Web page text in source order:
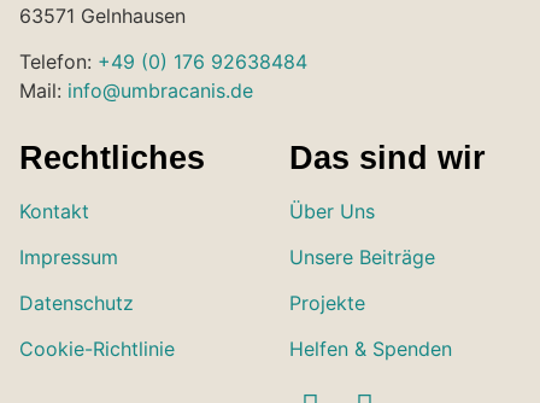
63571 Gelnhausen
Telefon: +49 (0) 176 92638484
Mail: info@umbracanis.de
Rechtliches
Kontakt
Impressum
Datenschutz
Cookie-Richtlinie
Das sind wir
Über Uns
Unsere Beiträge
Projekte
Helfen & Spenden